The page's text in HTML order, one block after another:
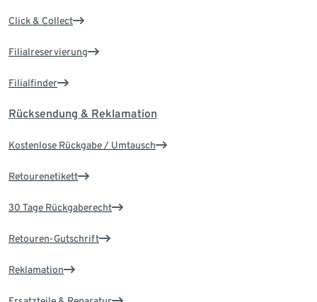
Click & Collect
Filialreservierung
Filialfinder
Rücksendung & Reklamation
Kostenlose Rückgabe / Umtausch
Retourenetikett
30 Tage Rückgaberecht
Retouren-Gutschrift
Reklamation